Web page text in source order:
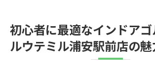
楽しさを実感するためのプロ
駅近で通いやすい！立地の魅力
初心者に最適なインドア
ルウテミル浦安駅前店の魅